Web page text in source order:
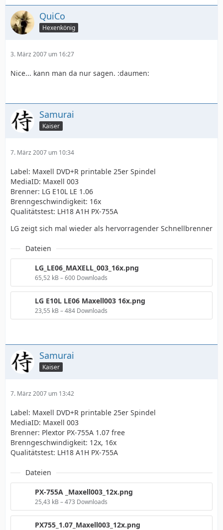
QuiCo
Hexenkönig
3. März 2007 um 16:27
Nice... kann man da nur sagen. :daumen:
Samurai
Kaiser
7. März 2007 um 10:34
Label: Maxell DVD+R printable 25er Spindel
MediaID: Maxell 003
Brenner: LG E10L LE 1.06
Brenngeschwindigkeit: 16x
Qualitätstest: LH18 A1H PX-755A
LG zeigt sich mal wieder als hervorragender Schnellbrenner
Dateien
LG_LE06_MAXELL_003_16x.png
65,52 kB – 600 Downloads
LG E10L LE06 Maxell003 16x.png
23,55 kB – 484 Downloads
Samurai
Kaiser
7. März 2007 um 13:42
Label: Maxell DVD+R printable 25er Spindel
MediaID: Maxell 003
Brenner: Plextor PX-755A 1.07 free
Brenngeschwindigkeit: 12x, 16x
Qualitätstest: LH18 A1H PX-755A
Dateien
PX-755A _Maxell003_12x.png
25,43 kB – 473 Downloads
PX755_1.07_Maxell003_12x.png